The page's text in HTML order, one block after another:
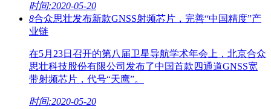
时间:2020-05-20
8合众思壮发布新款GNSS射频芯片，完善“中国精度”产
业链
在5月23日召开的第八届卫星导航学术年会上，北京合众
思壮科技股份有限公司发布了中国首款四通道GNSS宽
带射频芯片，代号“天鹰”。
时间:2020-05-20